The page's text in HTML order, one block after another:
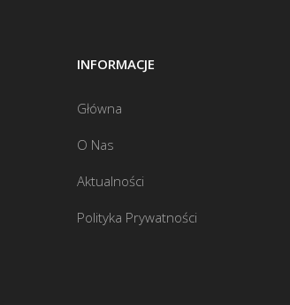
INFORMACJE
Główna
O Nas
Aktualności
Polityka Prywatności